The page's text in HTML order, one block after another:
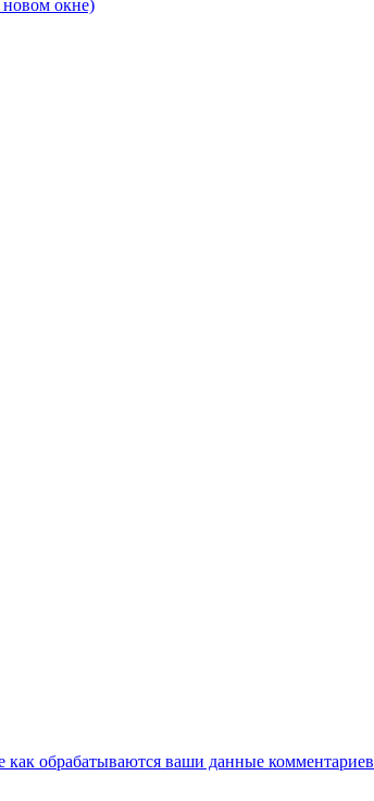
окне)
как обрабатываются ваши данные комментариев